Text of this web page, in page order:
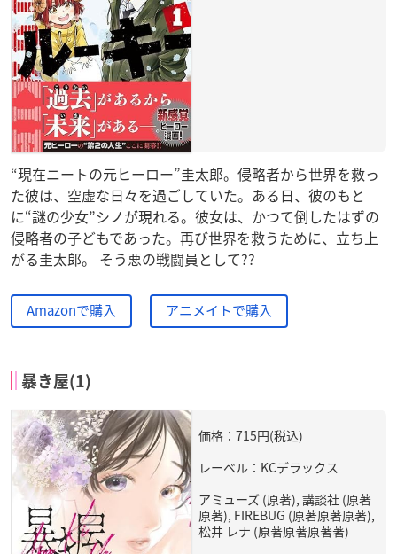
“現在ニートの元ヒーロー”圭太郎。侵略者から世界を救っ
た彼は、空虚な日々を過ごしていた。ある日、彼のもと
に“謎の少女”シノが現れる。彼女は、かつて倒したはずの
侵略者の子どもであった。再び世界を救うために、立ち上
がる圭太郎。 そう悪の戦闘員として??
Amazonで購入 アニメイトで購入
暴き屋(1)
価格：715円(税込)
レーベル：KCデラックス
アミューズ (原著), 講談社 (原著
原著), FIREBUG (原著原著原著),
松井 レナ (原著原著原著著)